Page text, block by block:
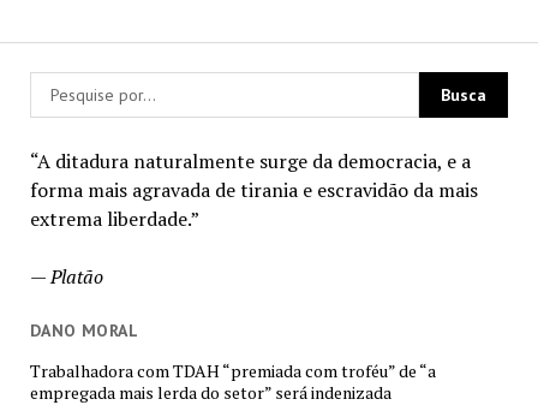
“A ditadura naturalmente surge da democracia, e a
forma mais agravada de tirania e escravidão da mais
extrema liberdade.”
—Platão
DANO MORAL
Trabalhadora com TDAH “premiada com troféu” de “a
empregada mais lerda do setor” será indenizada